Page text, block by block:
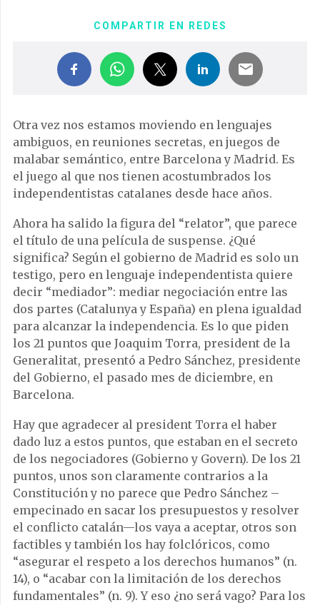
COMPARTIR EN REDES
Otra vez nos estamos moviendo en lenguajes
ambiguos, en reuniones secretas, en juegos de
malabar semántico, entre Barcelona y Madrid. Es
el juego al que nos tienen acostumbrados los
independentistas catalanes desde hace años.
Ahora ha salido la figura del “relator”, que parece
el título de una película de suspense. ¿Qué
significa? Según el gobierno de Madrid es solo un
testigo, pero en lenguaje independentista quiere
decir “mediador”: mediar negociación entre las
dos partes (Catalunya y España) en plena igualdad
para alcanzar la independencia. Es lo que piden
los 21 puntos que Joaquim Torra, president de la
Generalitat, presentó a Pedro Sánchez, presidente
del Gobierno, el pasado mes de diciembre, en
Barcelona.
Hay que agradecer al president Torra el haber
dado luz a estos puntos, que estaban en el secreto
de los negociadores (Gobierno y Govern). De los 21
puntos, unos son claramente contrarios a la
Constitución y no parece que Pedro Sánchez –
empecinado en sacar los presupuestos y resolver
el conflicto catalán—los vaya a aceptar, otros son
factibles y también los hay folclóricos, como
“asegurar el respeto a los derechos humanos” (n.
14), o “acabar con la limitación de los derechos
fundamentales” (n. 9). Y eso ¿no será vago? Para los